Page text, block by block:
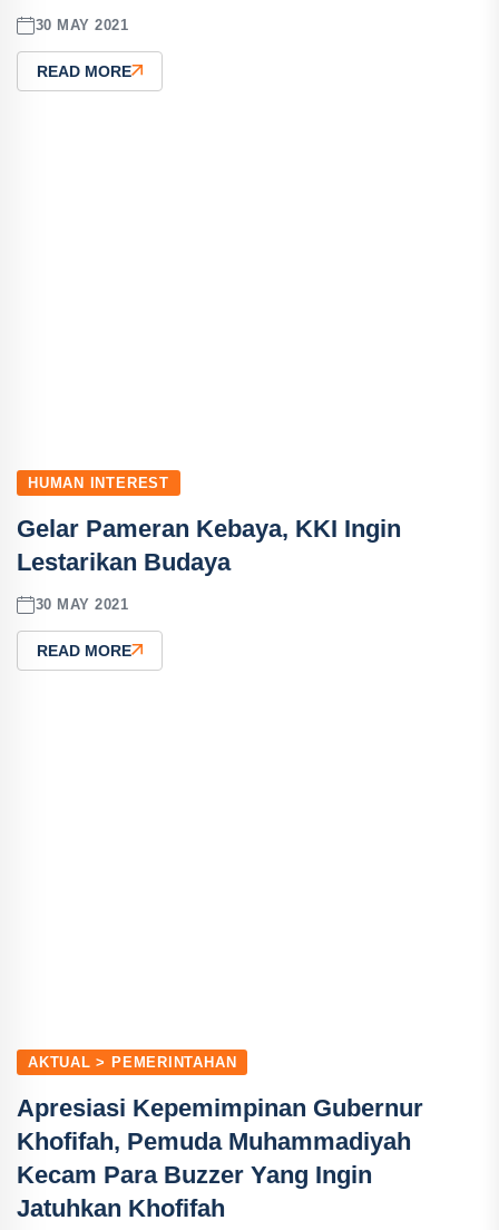
30 MAY 2021
READ MORE
HUMAN INTEREST
Gelar Pameran Kebaya, KKI Ingin
Lestarikan Budaya
30 MAY 2021
READ MORE
AKTUAL > PEMERINTAHAN
Apresiasi Kepemimpinan Gubernur
Khofifah, Pemuda Muhammadiyah
Kecam Para Buzzer Yang Ingin
Jatuhkan Khofifah